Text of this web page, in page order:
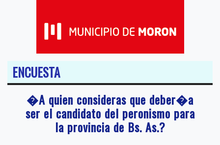
ENCUESTA
�A quien consideras que deber�a
ser el candidato del peronismo para
la provincia de Bs. As.?